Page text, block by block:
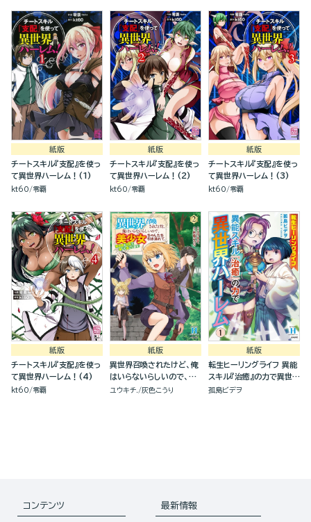
紙版
チートスキル『支配』を使っ
て異世界ハーレム！(1)
kt60 零覇
紙版
チートスキル『支配』を使っ
て異世界ハーレム！(2)
kt60 零覇
紙版
チートスキル『支配』を使っ
て異世界ハーレム！(3)
kt60 零覇
紙版
チートスキル『支配』を使っ
て異世界ハーレム！(4)
kt60 零覇
紙版
異世界召喚されたけど、俺
はいらないらしいので、美
少女ちゃんたち引き連れ
ユウキチ. 灰色こうり
紙版
転生ヒーリングライフ 異能
スキル『治癒』の力で異世界
ハーレム(1)
孤島ビデヲ
コンテンツ 最新情報